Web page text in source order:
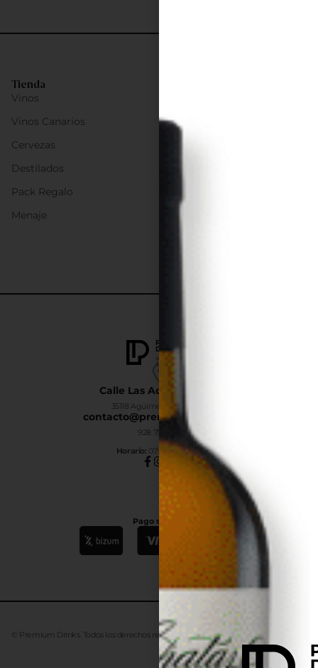
Calle Las Adelfas Nº6-B
35118 Agüimes, Las Palmas
contacto@premiumdrinks.es
928 754 363
Horario: 07:00h a 15:00h
Pago seguro
Tienda
Vinos
Vinos Canarios
Cervezas
Destilados
Pack Regalo
Menaje
© Premium Drinks. Todos los derechos reservados. DesarrolladoAdvanze